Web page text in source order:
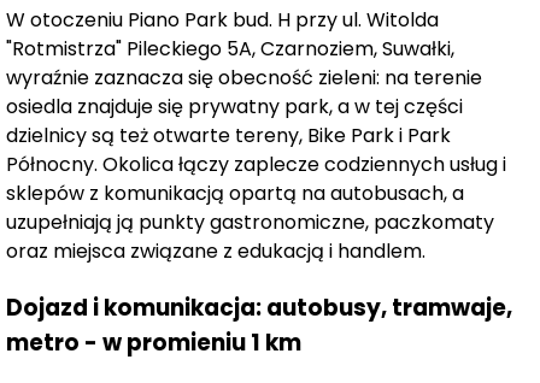
dla dzieci, w tym plac zabaw o funkcji edukacyjnej.
To rozwiązania, które poszerzają możliwości aktywnego
i komfortowego spędzania czasu blisko domu.
Inwestycja realizowana jest etapowo.W najnowszym
etapie H zaplanowano79 apartamentów z tarasami.
Lokale na parterze będą dysponowaćtarasami o
powierzchni do 103 m².Oferta obejmuje zarówno
mniejsze apartamenty o charakterze inwestycyjnym,
jak i większe lokale, które można łączyć, uzyskując
bardziej rozbudowane układy. Znaczną część oferty
W otoczeniu Piano Park bud. H przy ul. Witolda
"Rotmistrza" Pileckiego 5A, Czarnoziem, Suwałki,
wyraźnie zaznacza się obecność zieleni: na terenie
osiedla znajduje się prywatny park, a w tej części
dzielnicy są też otwarte tereny, Bike Park i Park
Północny. Okolica łączy zaplecze codziennych usług i
sklepów z komunikacją opartą na autobusach, a
uzupełniają ją punkty gastronomiczne, paczkomaty
oraz miejsca związane z edukacją i handlem.
Dojazd i komunikacja: autobusy, tramwaje,
metro - w promieniu 1 km